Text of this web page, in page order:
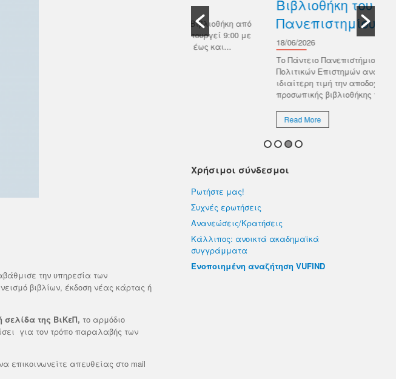
την υπηρεσία των
βιβλίων, έκδοση νέας κάρτας ή
σελίδα της ΒιΚεΠ, το αρμόδιο
για τον τρόπο παραλαβής των
επικοινωνείτε απευθείας στο mail
Βιβλιοθήκη του Παντείου
Πανεπιστημίου
18/06/2026
Το Πάντειο Πανεπιστήμιο Κοινωνικών &
Πολιτικών Επιστημών ανακοινώνει με
ιδιαίτερη τιμή την αποδοχή της δωρεάς της
προσωπικής βιβλιοθήκης του εκλιπόντος...
Χρήσιμοι σύνδεσμοι
Ρωτήστε μας!
Συχνές ερωτήσεις
Ανανεώσεις/Κρατήσεις
Κάλλιπος: ανοικτά ακαδημαϊκά
συγγράμματα
Ενοποιημένη αναζήτηση VUFIND